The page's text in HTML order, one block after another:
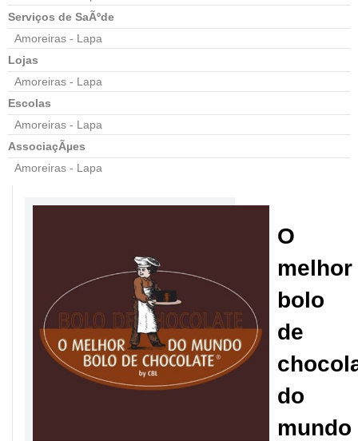
Serviços de SaÃºde
Amoreiras - Lapa
Lojas
Amoreiras - Lapa
Escolas
Amoreiras - Lapa
AssociaçÃµes
Amoreiras - Lapa
O
melhor
bolo
de
do
mundo